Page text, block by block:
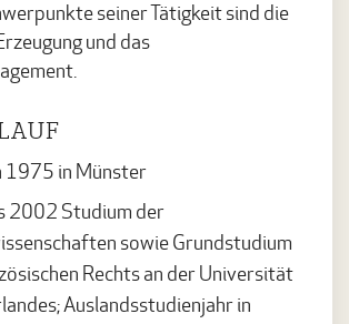
seiner Tätigkeit sind die
und das
1975 in Münster
2002 Studium der
sowie Grundstudium
Rechts an der Universität
Auslandsstudienjahr in